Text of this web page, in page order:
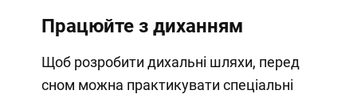
Працюйте з диханням
Щоб розробити дихальні шляхи, перед
сном можна практикувати спеціальні